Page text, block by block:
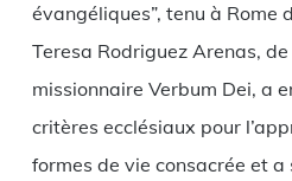
évangéliques”, tenu à Rome
Teresa Rodriguez Arenas,
missionnaire Verbum Dei, a
critères ecclésiaux pour
formes de vie consacrée et